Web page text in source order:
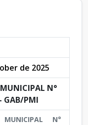
de 2025
MUNICIPAL N°
GAB/PMI
MUNICIPAL N°